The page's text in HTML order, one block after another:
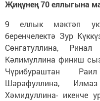
Җиңүнең 70 еллыгына
9 еллык мәктәп
беренчелектә Зур
Сөнгатуллина,
Кәлимуллина финиш
Чүрибураштан
Шәрәфуллина,
Хәмидуллина- икенче